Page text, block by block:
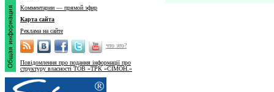
Комментарии — прямой эфир
Карта сайта
Реклама на сайте
что это?
Повідомлення про подання інформації про
структуру власності ТОВ «ТРК «СІМОН.»